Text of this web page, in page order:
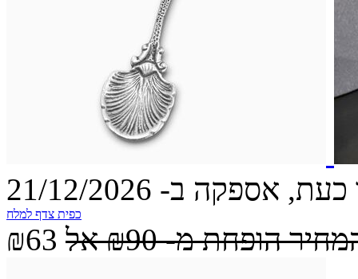
אספקה ב- 21/12/2026
כפית צדף למלח
₪63 הופחת מ-₪90 אל